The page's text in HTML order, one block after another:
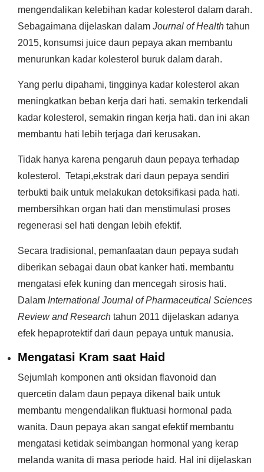
mengendalikan kelebihan kadar kolesterol dalam darah.
Sebagaimana dijelaskan dalam Journal of Health tahun
2015, konsumsi juice daun pepaya akan membantu
menurunkan kadar kolesterol buruk dalam darah.
Yang perlu dipahami, tingginya kadar kolesterol akan
meningkatkan beban kerja dari hati. semakin terkendali
kadar kolesterol, semakin ringan kerja hati. dan ini akan
membantu hati lebih terjaga dari kerusakan.
Tidak hanya karena pengaruh daun pepaya terhadap
kolesterol. Tetapi,ekstrak dari daun pepaya sendiri
terbukti baik untuk melakukan detoksifikasi pada hati.
membersihkan organ hati dan menstimulasi proses
regenerasi sel hati dengan lebih efektif.
Secara tradisional, pemanfaatan daun pepaya sudah
diberikan sebagai daun obat kanker hati. membantu
mengatasi efek kuning dan mencegah sirosis hati.
Dalam International Journal of Pharmaceutical Sciences
Review and Research tahun 2011 dijelaskan adanya
efek hepaprotektif dari daun pepaya untuk manusia.
Mengatasi Kram saat Haid
Sejumlah komponen anti oksidan flavonoid dan
quercetin dalam daun pepaya dikenal baik untuk
membantu mengendalikan fluktuasi hormonal pada
wanita. Daun pepaya akan sangat efektif membantu
mengatasi ketidak seimbangan hormonal yang kerap
melanda wanita di masa periode haid. Hal ini dijelaskan